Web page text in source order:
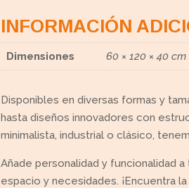
INFORMACIÓN
Dimensiones 60 × 120 × 40 cm
Disponibles en diversas formas y
hasta diseños innovadores con
minimalista, industrial o clásico,
Añade personalidad y funcionalidad
espacio y necesidades. ¡Encuentra